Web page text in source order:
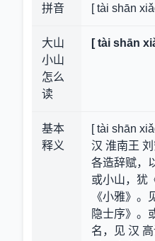
拼音 [ tài shān
大山
小山
怎么
读
[ tài shān
基本
释义
[ tài shān
汉 淮南王 刘
各造辞赋，
或小山，犹
《小雅》。
隐士序》。
名，见 汉